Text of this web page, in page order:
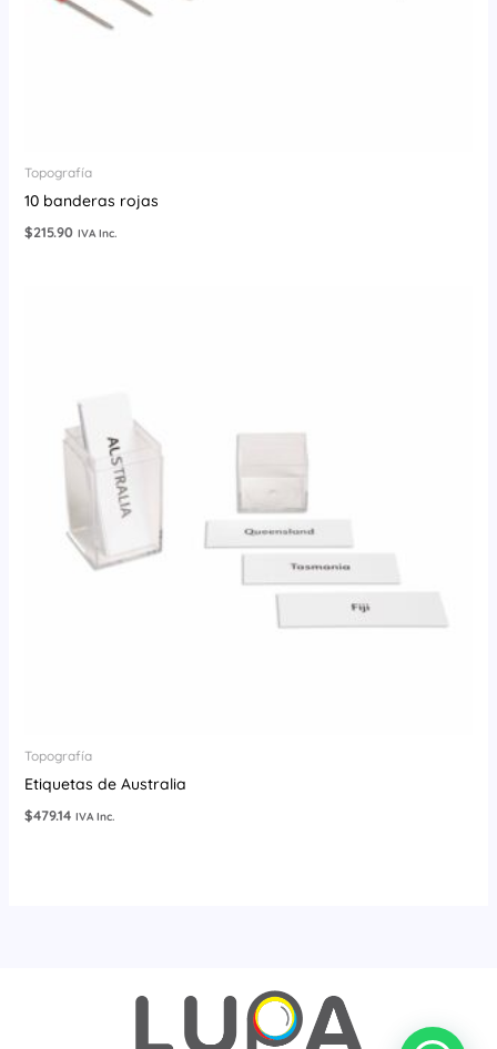
Topografía
10 banderas rojas
$215.90 IVA Inc.
Topografía
Etiquetas de Australia
$479.14 IVA Inc.